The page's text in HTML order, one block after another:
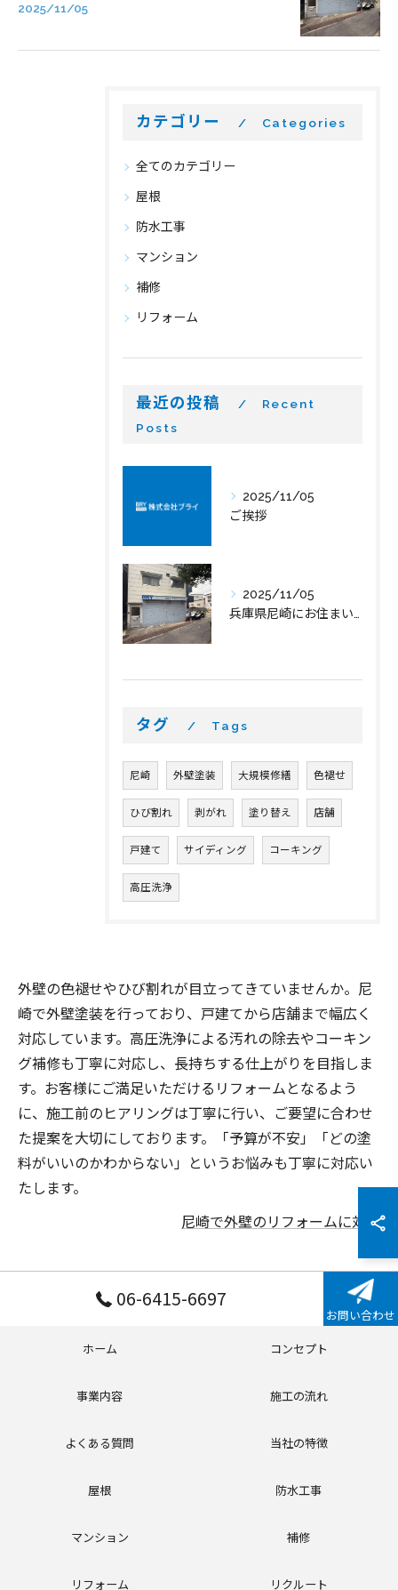
2025/11/05
カテゴリー Categories
全てのカテゴリー
屋根
防水工事
マンション
補修
リフォーム
最近の投稿
Recent
Posts
2025/11/05
ご挨拶
2025/11/05
兵庫県尼崎にお住まいの皆様へ
タグ Tags
尼崎 外壁塗装 大規模修繕 色褪せ
ひび割れ 剥がれ 塗り替え 店舗
戸建て サイディング コーキング
高圧洗浄
外壁の色褪せやひび割れが目立ってきていませんか。尼
崎で外壁塗装を行っており、戸建てから店舗まで幅広く
対応しています。高圧洗浄による汚れの除去やコーキン
グ補修も丁寧に対応し、長持ちする仕上がりを目指しま
す。お客様にご満足いただけるリフォームとなるよう
に、施工前のヒアリングは丁寧に行い、ご要望に合わせ
た提案を大切にしております。「予算が不安」「どの塗
料がいいのかわからない」というお悩みも丁寧に対応い
たします。
尼崎で外壁のリフォームに対応
06-6415-6697
お問い合わせ
ホーム コンセプト
事業内容 施工の流れ
よくある質問 当社の特徴
屋根 防水工事
マンション 補修
リフォーム リクルート